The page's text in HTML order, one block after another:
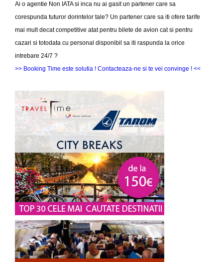
Ai o agentie Non IATA si inca nu ai gasit un partener care sa
corespunda tuturor dorintelor tale? Un partener care sa iti ofere tarife
mai mult decat competitive atat pentru bilete de avion cat si pentru
cazari si totodata cu personal disponibil sa iti raspunda la orice
intrebare 24/7 ?
>> Booking Time este solutia ! Contacteaza-ne si te vei convinge ! <<